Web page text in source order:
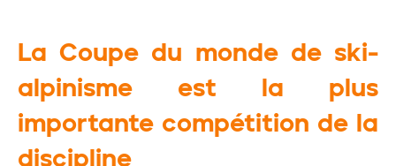
La Coupe du monde de ski-
alpinisme est la plus
importante compétition de la
discipline